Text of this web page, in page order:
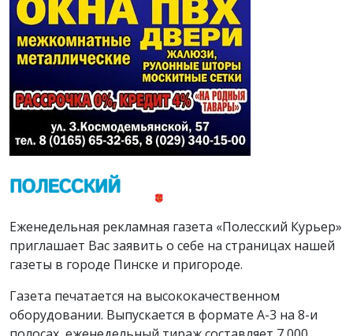
Еженедельная рекламная газета «Полесский Курьер»
приглашает Вас заявить о себе на страницах нашей
газеты в городе Пинске и пригороде.
Газета печатается на высококачественном
оборудовании. Выпускается в формате А-3 на 8-и